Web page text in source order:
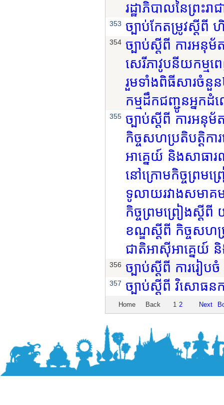
រដ្ឋាភិបាលនៃព្រះរ
353 ច្បាប់កែតម្រូវស្តីពី
354 ច្បាប់ស្តីពី ការអនុ
សេរីភាវូបនីយកម្ម
រួមទាំងពិធីសារចំនួ
កម្មដឹកជញ្ជូនអ្នកដំ
355 ច្បាប់ស្តីពី ការអនុ
កិច្ចសហប្រតិបត្តិក
អាគ្នេយ៍ និងសាធា
នៅក្រោមកិច្ចព្រមព្
ទូលាយរវាងសមាគ
កិច្ចព្រមព្រៀងស្តីពី
ខណ្ឌស្តីពី កិច្ចសហប្
ជាតិអាស៊ីអាគ្នេយ៍
356 ច្បាប់ស្តីពី ការរៀប
357 ច្បាប់ស្តីពី វិសោធន
Home Back 1 2 Next